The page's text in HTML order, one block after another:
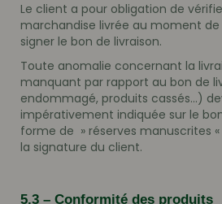
Le client a pour obligation de
marchandise livrée au moment de
signer le bon de livraison.
Toute anomalie concernant la
manquant par rapport au bon de
endommagé, produits cassés…)
impérativement indiquée sur le
forme de » réserves manuscrites
la signature du client.
5.3 – Conformité des produits